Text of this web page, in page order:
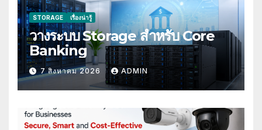
STORAGE เรื่องน่ารู้
วางระบบ Storage สำหรับ Core
Banking
7 สิงหาคม 2026 ADMIN